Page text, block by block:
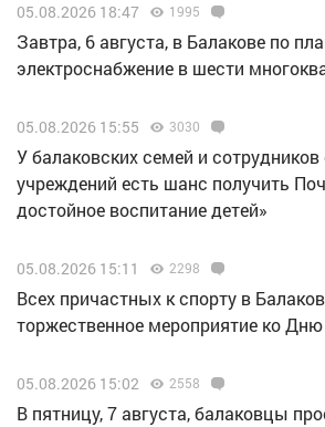
05.08.2026 18:47 1995
Завтра, 6 августа, в Балакове по
электроснабжение в шести
05.08.2026 15:55 3030
У балаковских семей и
учреждений есть шанс получить
достойное воспитание детей»
05.08.2026 15:11 2298
Всех причастных к спорту в
торжественное мероприятие ко Дню
05.08.2026 15:02 2558
В пятницу, 7 августа, балаковцы